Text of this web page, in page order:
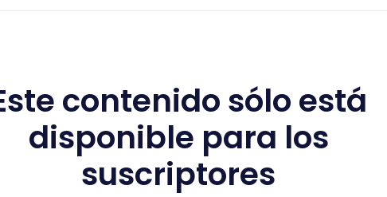
contenido sólo está
disponible para los
suscriptores